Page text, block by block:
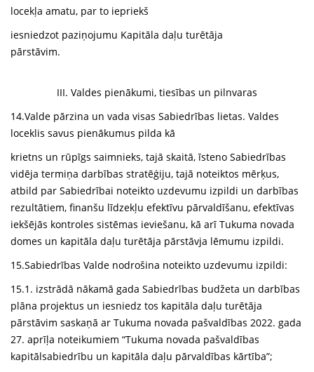
locekļa amatu, par to iepriekš
iesniedzot paziņojumu Kapitāla daļu turētāja
III. Valdes pienākumi, tiesības un pilnvaras
14.Valde pārzina un vada visas Sabiedrības lietas. Valdes
loceklis savus pienākumus pilda kā
krietns un rūpīgs saimnieks, tajā skaitā, īsteno Sabiedrības
vidēja termiņa darbības stratēģiju, tajā noteiktos mērķus,
atbild par Sabiedrībai noteikto uzdevumu izpildi un darbības
rezultātiem, finanšu līdzekļu efektīvu pārvaldīšanu, efektīvas
iekšējās kontroles sistēmas ieviešanu, kā arī Tukuma novada
domes un kapitāla daļu turētāja pārstāvja lēmumu izpildi.
15.Sabiedrības Valde nodrošina noteikto uzdevumu izpildi:
15.1. izstrādā nākamā gada Sabiedrības budžeta un darbības
plāna projektus un iesniedz tos kapitāla daļu turētāja
pārstāvim saskaņā ar Tukuma novada pašvaldības 2022. gada
27. aprīļa noteikumiem “Tukuma novada pašvaldības
kapitālsabiedrību un kapitāla daļu pārvaldības kārtība”;